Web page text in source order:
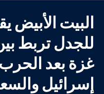
البيت الأبيض
للجدل تربط
غزة بعد الحرب
إسرائيل